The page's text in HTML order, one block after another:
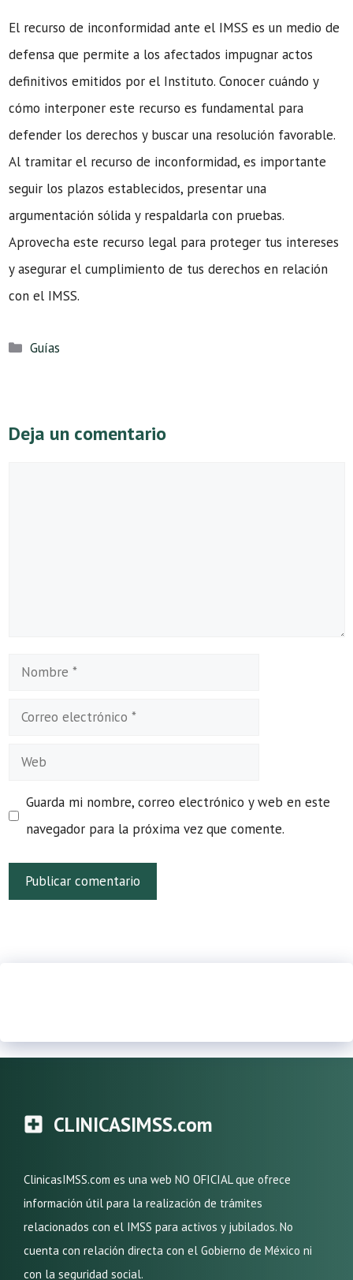
El recurso de inconformidad ante el IMSS es un medio de
defensa que permite a los afectados impugnar actos
definitivos emitidos por el Instituto. Conocer cuándo y
cómo interponer este recurso es fundamental para
defender los derechos y buscar una resolución favorable.
Al tramitar el recurso de inconformidad, es importante
seguir los plazos establecidos, presentar una
argumentación sólida y respaldarla con pruebas.
Aprovecha este recurso legal para proteger tus intereses
y asegurar el cumplimiento de tus derechos en relación
con el IMSS.
Categorías
Guías
Deja un comentario
Nombre
Correo
Web
Guarda mi nombre, correo electrónico y web en este
navegador para la próxima vez que comente.
CLINICASIMSS.com
ClinicasIMSS.com es una web NO OFICIAL que ofrece
información útil para la realización de trámites
relacionados con el IMSS para activos y jubilados. No
cuenta con relación directa con el Gobierno de México ni
con la seguridad social.